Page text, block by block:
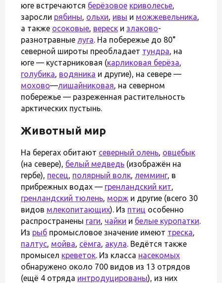
юге встречаются берёзовое криволесье,
заросли рябины, ольхи, ивы и можжевельника,
а также осоковые, вереск и злаково-
разнотравные луга. На побережье до 80°
северной широты преобладает тундра, на
юге — кустарниковая (карликовая берёза,
голубика, водяника и другие), на севере —
мохово—лишайниковая, на северном
побережье — разреженная растительность
арктических пустынь.
Животный мир
На берегах обитают северный олень, овцебык
(на севере), белый медведь (изображён на
гербе), песец, полярный волк, лемминг, в
прибрежных водах — гренландский кит,
гренландский тюлень, морж и другие (всего 30
видов млекопитающих). Из птиц особенно
распространены гаги, чайки и белые куропатки.
Из рыб промысловое значение имеют треска,
палтус, мойва, сёмга, акула. Ведётся также
промысел креветок. Из класса насекомых
обнаружено около 700 видов из 13 отрядов
(ещё 4 отряда интродуцированы), из них